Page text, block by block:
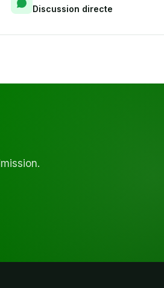
Discussion directe